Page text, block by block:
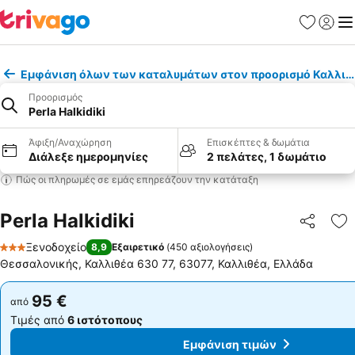
Εμφάνιση όλων των καταλυμάτων στον προορισμό
Προορισμός
Perla Halkidiki
Άφιξη/Αναχώρηση
Διάλεξε ημερομηνίες
Επισκέπτες & δωμάτια
2 πελάτες, 1 δωμάτιο
Πώς οι πληρωμές σε εμάς επηρεάζουν την κατάταξη
Perla Halkidiki
3 Αστέρια
Ξενοδοχείο 8,9 Εξαιρετικό (450 αξιολογήσεις)
Θεσσαλονικής, Καλλιθέα 630 77, 63077, Καλλιθέα, Ελλάδα
από 95 €
Τιμές από 6 ιστότοπους
Εμφάνιση τιμών
από 95 €
Τιμές από 6 ιστότοπους
Εμφάνιση τιμών